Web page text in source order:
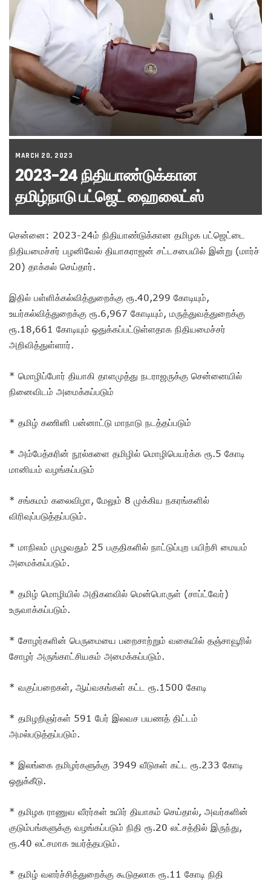
MARCH 20, 2023
2023-24 நிதியாண்டுக்கான
தமிழ்நாடு பட்ஜெட் ஹைலைட்ஸ்
சென்னை: 2023-24ம் நிதியாண்டுக்கான தமிழக பட்ஜெட்டை
நிதியமைச்சர் பழனிவேல் தியாகராஜன் சட்டசபையில் இன்று (மார்ச்
20) தாக்கல் செய்தார்.
இதில் பள்ளிக்கல்வித்துறைக்கு ரூ.40,299 கோடியும்,
உயர்கல்வித்துறைக்கு ரூ.6,967 கோடியும், மருத்துவத்துறைக்கு
ரூ.18,661 கோடியும் ஒதுக்கப்பட்டுள்ளதாக நிதியமைச்சர்
அறிவித்துள்ளார்.
* மொழிப்போர் தியாகி தாளமுத்து நடராஜருக்கு சென்னையில்
நினைவிடம் அமைக்கப்படும்
* தமிழ் கணினி பன்னாட்டு மாநாடு நடத்தப்படும்
* அம்பேத்கரின் நூல்களை தமிழில் மொழிபெயர்க்க ரூ.5 கோடி
மானியம் வழங்கப்படும்
* சங்கமம் கலைவிழா, மேலும் 8 முக்கிய நகரங்களில்
விரிவுப்படுத்தப்படும்.
* மாநிலம் முழுவதும் 25 பகுதிகளில் நாட்டுப்புற பயிற்சி மையம்
அமைக்கப்படும்.
* தமிழ் மொழியில் அதிகளவில் மென்பொருள் (சாப்ட்வேர்)
உருவாக்கப்படும்.
* சோழர்களின் பெருமையை பறைசாற்றும் வகையில் தஞ்சாவூரில்
சோழர் அருங்காட்சியகம் அமைக்கப்படும்.
* வகுப்பறைகள், ஆய்வகங்கள் கட்ட ரூ.1500 கோடி
* தமிழறிஞர்கள் 591 பேர் இலவச பயணத் திட்டம்
அமல்படுத்தப்படும்.
* இலங்கை தமிழர்களுக்கு 3949 வீடுகள் கட்ட ரூ.233 கோடி
ஒதுக்கீடு.
* தமிழக ராணுவ வீரர்கள் உயிர் தியாகம் செய்தால், அவர்களின்
குடும்பங்களுக்கு வழங்கப்படும் நிதி ரூ.20 லட்சத்தில் இருந்து,
ரூ.40 லட்சமாக உயர்த்தபடும்.
* தமிழ் வளர்ச்சித்துறைக்கு கூடுதலாக ரூ.11 கோடி நிதி